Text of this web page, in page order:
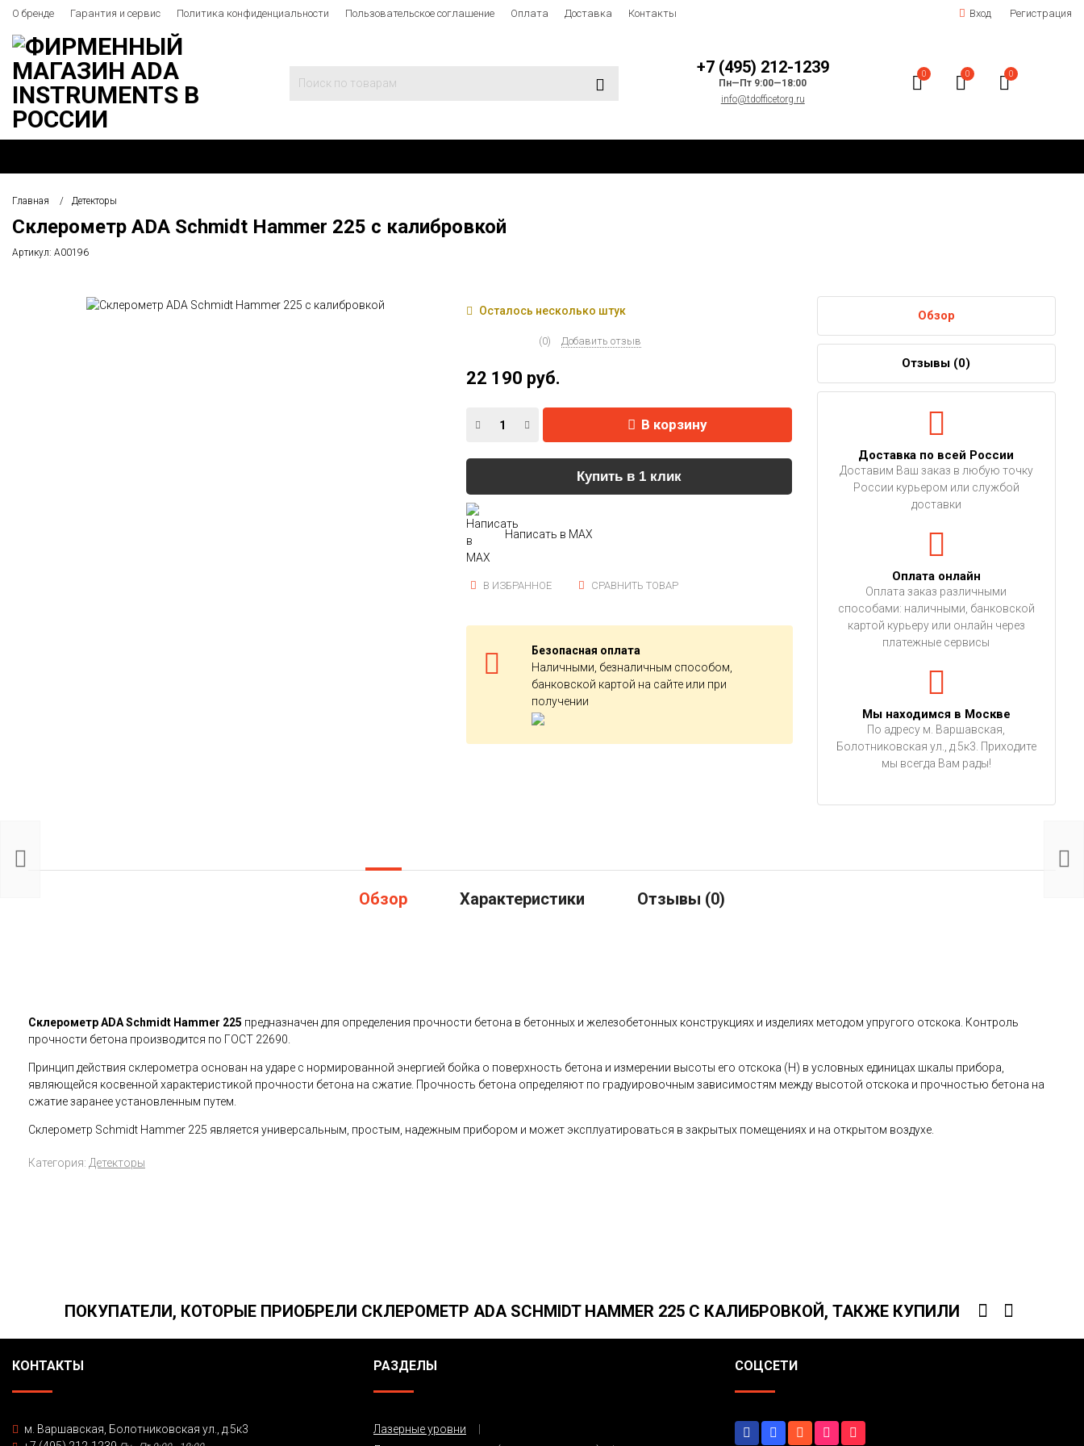
О бренде Гарантия и сервис Политика конфиденциальности Пользовательское соглашение Оплата Доставка Контакты Вход Регистрация
+7 (495) 212-1239
Пн—Пт 9:00—18:00
info@tdofficetorg.ru
0 0 0
ADA ZАС 1000
ADA
Главная Детекторы
Склерометр ADA Schmidt Hammer 225 с калибровкой
Артикул: А00196
Осталось несколько штук
(0) Добавить отзыв
22 190 руб.
В корзину
Купить в 1 клик
Написать в MAX
В ИЗБРАННОЕ СРАВНИТЬ ТОВАР
Безопасная оплата
Наличными, безналичным способом,
банковской картой на сайте или при
получении
Обзор
Отзывы (0)
Доставка по всей России
Доставим Ваш заказ в любую точку
России курьером или службой
доставки
Оплата онлайн
Оплата заказ различными
способами: наличными, банковской
картой курьеру или онлайн через
платежные сервисы
Мы находимся в Москве
По адресу м. Варшавская,
Болотниковская ул., д.5к3. Приходите
мы всегда Вам рады!
Обзор Характеристики Отзывы (0)
Склерометр ADA Schmidt Hammer 225 предназначен для определения прочности бетона в бетонных и железобетонных конструкциях и изделиях методом упругого отскока. Контроль
прочности бетона производится по ГОСТ 22690.
Принцип действия склерометра основан на ударе с нормированной энергией бойка о поверхность бетона и измерении высоты его отскока (Н) в условных единицах шкалы прибора,
являющейся косвенной характеристикой прочности бетона на сжатие. Прочность бетона определяют по градуировочным зависимостям между высотой отскока и прочностью бетона на
сжатие заранее установленным путем.
Склерометр Schmidt Hammer 225 является универсальным, простым, надежным прибором и может эксплуатироваться в закрытых помещениях и на открытом воздухе.
Категория: Детекторы
ПОКУПАТЕЛИ, КОТОРЫЕ ПРИОБРЕЛИ СКЛЕРОМЕТР ADA SCHMIDT HAMMER 225 С КАЛИБРОВКОЙ, ТАКЖЕ КУПИЛИ
КОНТАКТЫ
м. Варшавская, Болотниковская ул., д.5к3
РАЗДЕЛЫ
Лазерные уровни
СОЦСЕТИ